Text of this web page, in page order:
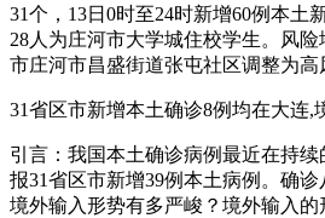
31个，13日0时至24时新增60例本土
28人为庄河市大学城住校学生。风
市庄河市昌盛街道张屯社区调整为高
31省区市新增本土确诊8例均在大连,
引言：我国本土确诊病例最近在持
报31省区市新增39例本土病例。确诊
境外输入形势有多严峻？境外输入